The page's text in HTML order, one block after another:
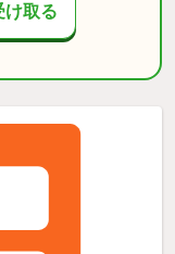
け取る